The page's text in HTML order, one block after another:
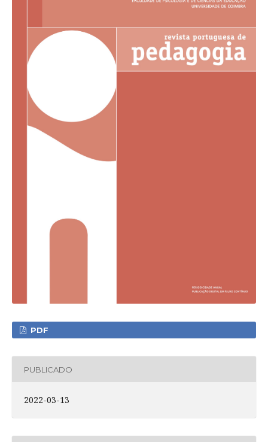
PDF
PUBLICADO
2022-03-13